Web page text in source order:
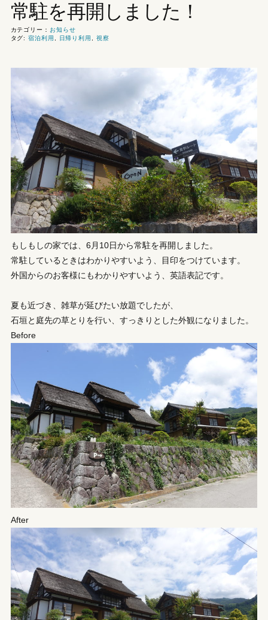
常駐を再開しました！
カテゴリー： お知らせ
タグ:宿泊利用 , 日帰り利用 , 視察
もしもしの家では、6月10日から常駐を再開しました。
常駐しているときはわかりやすいよう、目印をつけています。
外国からのお客様にもわかりやすいよう、英語表記です。
夏も近づき、雑草が延びたい放題でしたが、
石垣と庭先の草とりを行い、すっきりとした外観になりました。
Before
After